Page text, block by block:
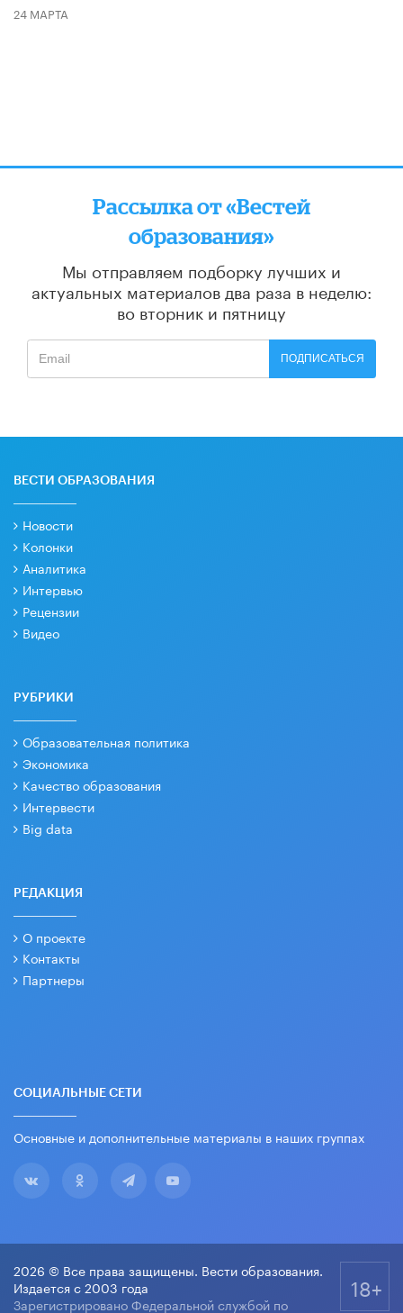
24 МАРТА
Рассылка от «Вестей
образования»
Мы отправляем подборку лучших и
актуальных материалов два раза в неделю:
во вторник и пятницу
ПОДПИСАТЬСЯ
ВЕСТИ ОБРАЗОВАНИЯ
Новости
Колонки
Аналитика
Интервью
Рецензии
Видео
РУБРИКИ
Образовательная политика
Экономика
Качество образования
Интервести
Big data
РЕДАКЦИЯ
О проекте
Контакты
Партнеры
СОЦИАЛЬНЫЕ СЕТИ
Основные и дополнительные материалы в наших группах
2026 © Все права защищены. Вести образования.
Издается с 2003 года
Зарегистрировано Федеральной службой по
18+